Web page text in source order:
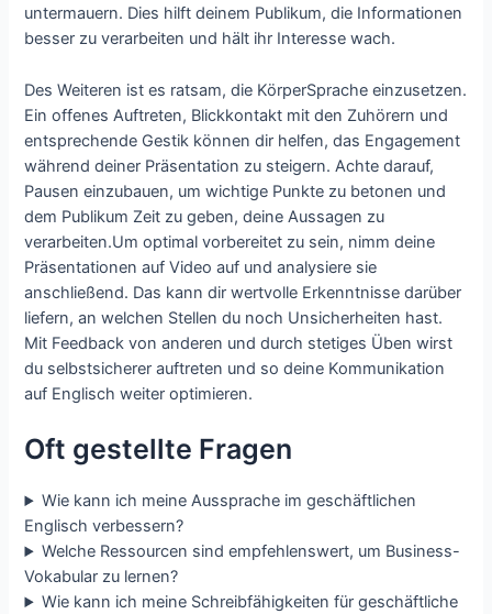
untermauern. Dies hilft deinem Publikum, die Informationen
besser zu verarbeiten und hält ihr Interesse wach.
Des Weiteren ist es ratsam, die KörperSprache einzusetzen.
Ein offenes Auftreten, Blickkontakt mit den Zuhörern und
entsprechende Gestik können dir helfen, das Engagement
während deiner Präsentation zu steigern. Achte darauf,
Pausen einzubauen, um wichtige Punkte zu betonen und
dem Publikum Zeit zu geben, deine Aussagen zu
verarbeiten.Um optimal vorbereitet zu sein, nimm deine
Präsentationen auf Video auf und analysiere sie
anschließend. Das kann dir wertvolle Erkenntnisse darüber
liefern, an welchen Stellen du noch Unsicherheiten hast.
Mit Feedback von anderen und durch stetiges Üben wirst
du selbstsicherer auftreten und so deine Kommunikation
auf Englisch weiter optimieren.
Oft gestellte Fragen
Wie kann ich meine Aussprache im geschäftlichen
Englisch verbessern?
Welche Ressourcen sind empfehlenswert, um Business-
Vokabular zu lernen?
Wie kann ich meine Schreibfähigkeiten für geschäftliche